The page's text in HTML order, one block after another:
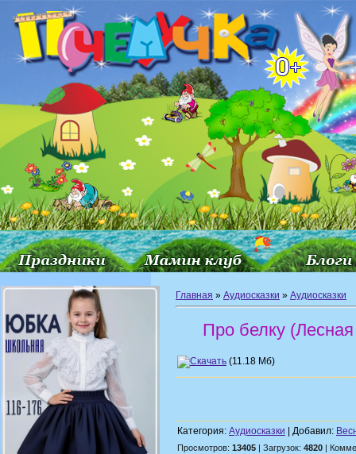
Главная » Аудиосказки » Аудиосказки
Про белку (Лесная
(11.18 Мб)
Категория: Аудиосказки | Добавил:
Просмотров: 13405 | Загрузок: 4820 |